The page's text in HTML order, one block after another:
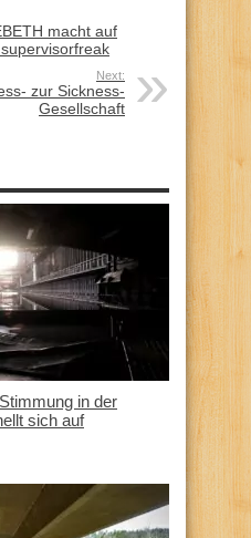
macht auf
Next:
zur Sickness-
Gesellschaft
in der
sich auf